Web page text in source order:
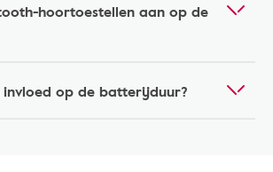
hoortoestellen aan op de
op de batterijduur?